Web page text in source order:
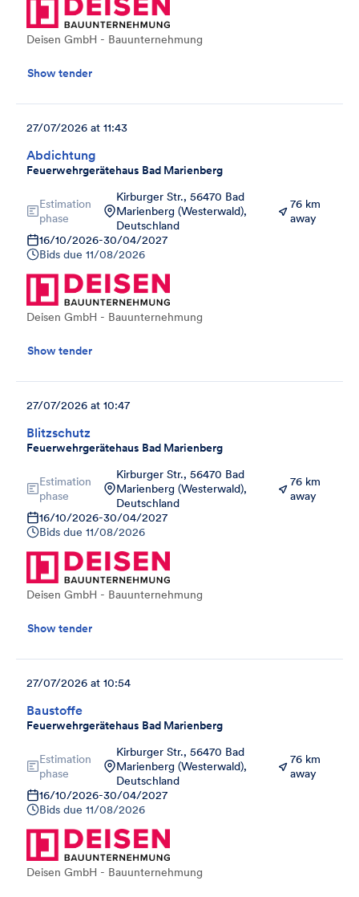
Deisen GmbH - Bauunternehmung
Show tender
Abdichtung
Feuerwehrgerätehaus Bad Marienberg
27/07/2026 at 11:43
Estimation
phase
Kirburger Str., 56470 Bad
Marienberg (Westerwald),
Deutschland
76 km
away
16/10/2026-30/04/2027
Bids due 11/08/2026
Deisen GmbH - Bauunternehmung
Show tender
Blitzschutz
Feuerwehrgerätehaus Bad Marienberg
27/07/2026 at 10:47
Estimation
phase
Kirburger Str., 56470 Bad
Marienberg (Westerwald),
Deutschland
76 km
away
16/10/2026-30/04/2027
Bids due 11/08/2026
Deisen GmbH - Bauunternehmung
Show tender
Baustoffe
Feuerwehrgerätehaus Bad Marienberg
27/07/2026 at 10:54
Estimation
phase
Kirburger Str., 56470 Bad
Marienberg (Westerwald),
Deutschland
76 km
away
16/10/2026-30/04/2027
Bids due 11/08/2026
Deisen GmbH - Bauunternehmung